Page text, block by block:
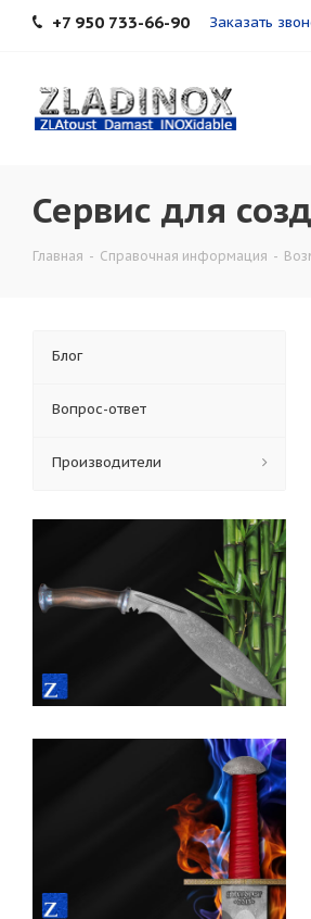
+7 950 733-66-90 Заказать
Сервис для
Главная - Справочная информация -
Блог
Вопрос-ответ
Производители